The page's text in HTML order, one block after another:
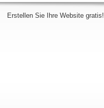
Erstellen Sie Ihre Website gratis!